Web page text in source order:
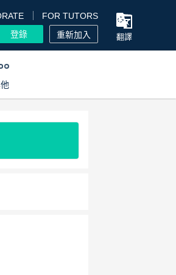
FOR TUTORS
登錄 重新加入 翻譯